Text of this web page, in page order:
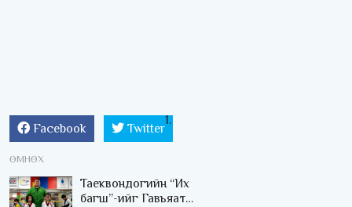
Facebook Twitter
ӨМНӨХ
Таеквондогийн “Их
багш”-ийг Гавьяат